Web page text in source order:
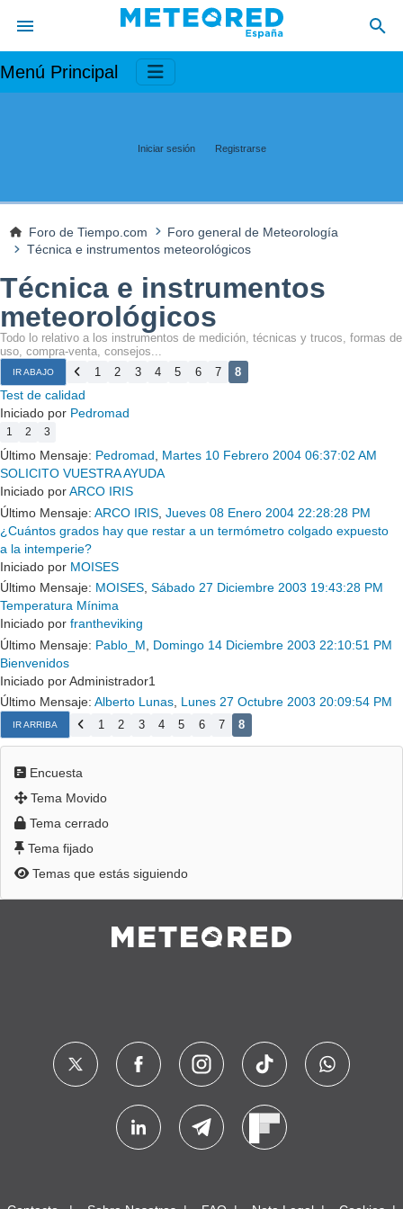
Menú Principal
Iniciar sesión Registrarse
Foro de Tiempo.com
Foro general de Meteorología
Técnica e instrumentos meteorológicos
Técnica e instrumentos
meteorológicos
Todo lo relativo a los instrumentos de medición, técnicas y trucos, formas de
uso, compra-venta, consejos...
IR ABAJO 1 2 3 4 5 6 7 8
Test de calidad
Iniciado por Pedromad
1 2 3
Último Mensaje: Pedromad
Martes 10 Febrero 2004 06:37:02 AM
SOLICITO VUESTRA AYUDA
Iniciado porARCO IRIS
Último Mensaje: ARCO IRIS Jueves 08 Enero 2004 22:28:28 PM
¿Cuántos grados hay que restar a un termómetro colgado expuesto
a la intemperie?
Iniciado por MOISES
Último Mensaje: MOISES Sábado 27 Diciembre 2003 19:43:28 PM
Temperatura Mínima
Iniciado por frantheviking
Último Mensaje: Pablo_M
Domingo 14 Diciembre 2003 22:10:51 PM
Bienvenidos
Iniciado por Administrador1
Último Mensaje: Alberto Lunas, Lunes 27 Octubre 2003 20:09:54 PM
IR ARRIBA 1 2 3 4 5 6 7 8
Encuesta
Tema Movido
Tema cerrado
Tema fijado
Temas que estás siguiendo